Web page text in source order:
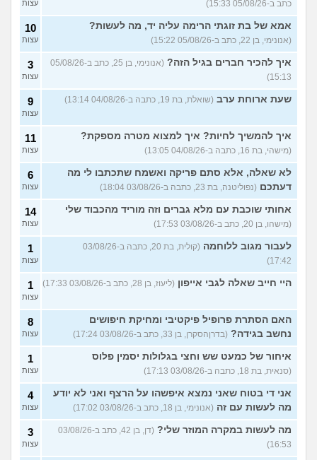
בודדה מאוד בלי חברים כבר 5
שנים ולא יודעת איפה להכיר
(עדן, בת 23)
5
עצות
עוד שאלות חדשות במדור
כתב ב-05/08/26 15:33)
עצות
אמא של בת זוגתי הרימה עליה יד, מה לעשות?
(אנונימי, בן 22, כתב ב-05/08/26 15:22)
10
עצות
איך להכיר חברים בגיל הזה?
(אנונימי, בן 25, כתב ב-05/08/26
15:13)
3
עצות
שעת ארוחת ערב (שואלת, בת 19, כתבה ב-04/08/26 13:14) 9
עצות
איך להמשיך לחיות? איך למצוא מטרה מספקת?
(מישהי, בת 16, כתבה ב-04/08/26 13:05)
11
עצות
לא שאלה, אלא סתם פריקה ואשמח שתכתבו לי מה
דעתכם (נפוליטנה, בת 23, כתבה ב-03/08/26 18:04)
6
עצות
אחותי שוכבת עם מלא גברים וזה מוריד מהכבוד שלי
(מישהו, בן 20, כתב ב-03/08/26 17:53)
14
עצות
לעבור מגוב ללוחמה
(קולית, בת 20, כתבה ב-03/08/26
17:42)
1
עצות
היי חייב שאלה לגבי אייפון (ליעוז, בן 28, כתב ב-03/08/26 17:33) 1
עצות
האם הסתרת פרופיל פיקטיבי ומחיקת חיפושים
נחשב בגידה? (בדרןהסקרן, בן 33, כתב ב-03/08/26 17:24)
8
עצות
איחור של כמעט שש וחצי בגלולות יסמין פלוס
(סנאית, בת 18, כתבה ב-03/08/26 17:13)
1
עצות
אני די בטוח שאני נמצא איפשהו על הרצף ואני לא יודע
מה לעשות עם זה (אנונימי, בן 18, כתב ב-03/08/26 17:02)
4
עצות
מה לעשות במקרה המוזר שלי?
(דן, בן 42, כתב ב-03/08/26
16:53)
3
עצות